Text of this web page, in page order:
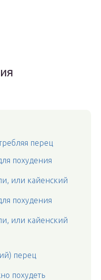
перец
похудения
или кайенский
похудения
или кайенский
перец
похудеть